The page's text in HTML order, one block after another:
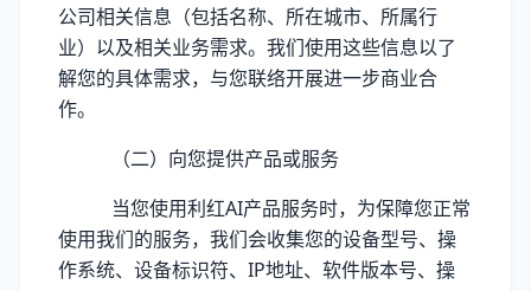
公司相关信息（包括名称、所在城市、所属行
业）以及相关业务需求。我们使用这些信息以了
解您的具体需求，与您联络开展进一步商业合
作。
（二）向您提供产品或服务
当您使用利红AI产品服务时，为保障您正常
使用我们的服务，我们会收集您的设备型号、操
作系统、设备标识符、IP地址、软件版本号、操